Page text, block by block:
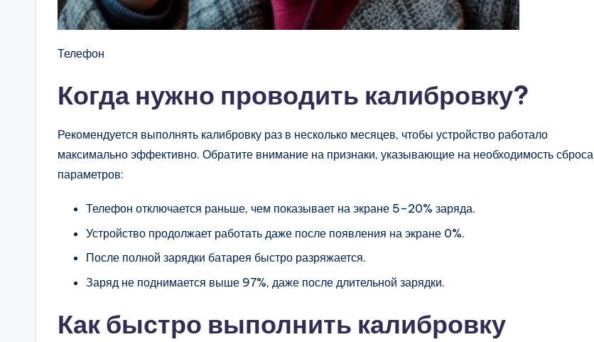
Телефон
Когда нужно проводить калибровку?
Рекомендуется выполнять калибровку раз в несколько месяцев, чтобы устройство работало
максимально эффективно. Обратите внимание на признаки, указывающие на необходимость сброса
параметров:
Телефон отключается раньше, чем показывает на экране 5–20% заряда.
Устройство продолжает работать даже после появления на экране 0%.
После полной зарядки батарея быстро разряжается.
Заряд не поднимается выше 97%, даже после длительной зарядки.
Как быстро выполнить калибровку